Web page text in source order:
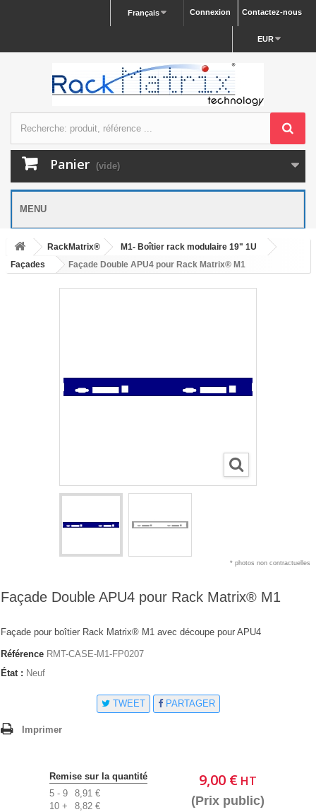
Contactez-nous
Connexion
Français
EUR
Panier (vide)
MENU
RackMatrix®
M1- Boîtier rack modulaire 19" 1U
Façades
Façade Double APU4 pour Rack Matrix® M1
* photos non contractuelles
Façade Double APU4 pour Rack Matrix® M1
Façade pour boîtier Rack Matrix® M1 avec découpe pour APU4
Référence RMT-CASE-M1-FP0207
État : Neuf
TWEET PARTAGER
Imprimer
9,00 € HT
(Prix public)
Remise sur la quantité
5 - 9
8,91 €
10 +
8,82 €